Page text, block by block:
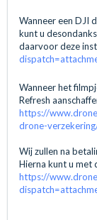
Wanneer een DJI
kunt u
daarvoor deze
Wanneer het
Refresh
https://
drone-
Wij zullen na
Hierna kunt u met
https://